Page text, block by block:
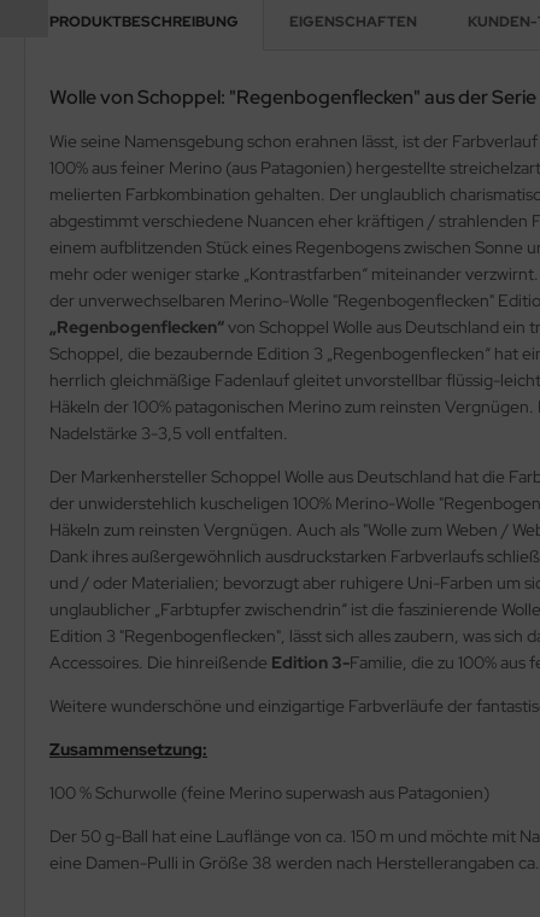
PRODUKTBESCHREIBUNG EIGENSCHAFTEN
Wolle von Schoppel: "Regenbogenflecken" aus der
Wie seine Namensgebung schon erahnen lässt, ist der
100% aus feiner Merino (aus Patagonien) hergestellte
melierten Farbkombination gehalten. Der unglaublich
abgestimmt verschiedene Nuancen eher kräftigen / strahlenden
einem aufblitzenden Stück eines Regenbogens zwischen Sonne
mehr oder weniger starke „Kontrastfarben“ miteinander
der unverwechselbaren Merino-Wolle "Regenbogenflecken"
„Regenbogenflecken“von Schoppel Wolle aus Deutschland ein
Schoppel, die bezaubernde Edition 3 „Regenbogenflecken“ hat
herrlich gleichmäßige Fadenlauf gleitet unvorstellbar flüssig-
Häkeln der 100% patagonischen Merino zum reinsten
Nadelstärke 3-3,5 voll entfalten.
Der Markenhersteller Schoppel Wolle aus Deutschland hat die
der unwiderstehlich kuscheligen 100% Merino-Wolle
Häkeln zum reinsten Vergnügen. Auch als "Wolle zum Weben /
Dank ihres außergewöhnlich ausdruckstarken Farbverlaufs
und / oder Materialien; bevorzugt aber ruhigere Uni-Farben um
unglaublicher „Farbtupfer zwischendrin“ ist die faszinierende
Edition 3 "Regenbogenflecken", lässt sich alles zaubern, was
Accessoires. Die hinreißende Edition 3-Familie, die zu 100%
Weitere wunderschöne und einzigartige Farbverläufe der
Zusammensetzung:
100 % Schurwolle (feine Merino superwash aus Patagonien)
Der 50 g-Ball hat eine Lauflänge von ca. 150 m und möchte mit
eine Damen-Pulli in Größe 38 werden nach Herstellerangaben